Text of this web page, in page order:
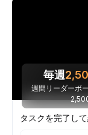
毎週
週間リーダーボ
タスクを完了し